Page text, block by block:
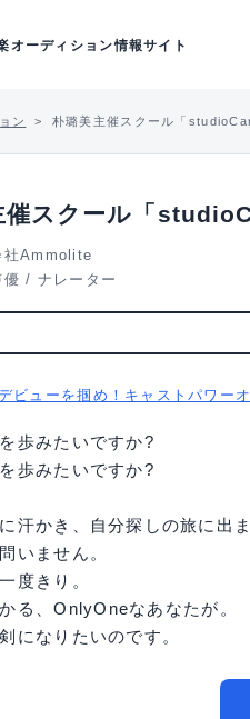
オーディション情報サイト
ン 朴璐美主催スクール「
催スクール「
社Ammolite
優 / ナレーター
ビューを掴め！キャストパワー
歩みたいですか?
歩みたいですか?
汗かき、自分探しの旅に出
いません。
度きり。
る、OnlyOneなあなたが。
になりたいのです。